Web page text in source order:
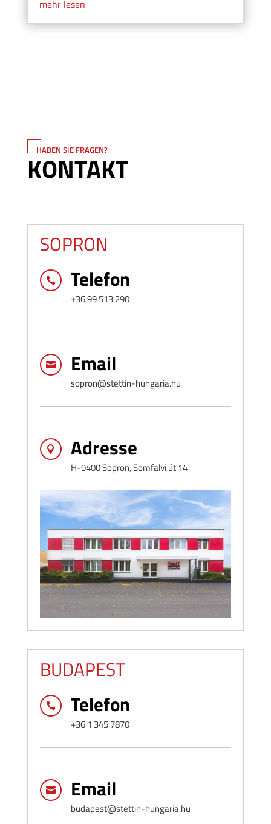
mehr lesen
HABEN SIE FRAGEN?
KONTAKT
SOPRON
 Telefon
+36 99 513 290
 Email
sopron@stettin-hungaria.hu
 Adresse
H-9400 Sopron, Somfalvi út 14
BUDAPEST
 Telefon
+36 1 345 7870
 Email
budapest@stettin-hungaria.hu